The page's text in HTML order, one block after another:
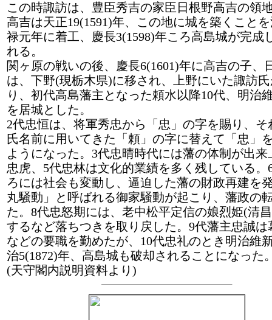
この時諏訪は、豊臣秀吉の家臣日根野高吉の領
高吉は天正19(1591)年、この地に城を築くこと
禄元年に着工、慶長3(1598)年ころ高島城が完成
れる。
関ヶ原の戦いの後、慶長6(1601)年に高吉の子、
は、下野(現栃木県)に移され、上野にいた諏訪
り、初代高島藩主となった頼水以降10代、明治
を居城とした。
2代忠恒は、将軍秀忠から「忠」の字を賜り、そ
氏名前に用いてきた「頼」の字に替えて「忠」
ようになった。3代忠晴時代には藩の体制が出来
忠虎、5代忠林は文化的業績を多く残している。
ろには社会も変動し、逼迫した藩の財政再建を
丸騒動」と呼ばれる御家騒動が起こり、藩政の
た。8代忠怒期には、老中松平定信の娘烈姫(清
するなど落ちつきを取り戻した。9代藩主忠誠は
などの要職を勤めたが、10代忠礼のとき明治維
治5(1872)年、高島城も破却されることになった
(天守閣内説明資料より)